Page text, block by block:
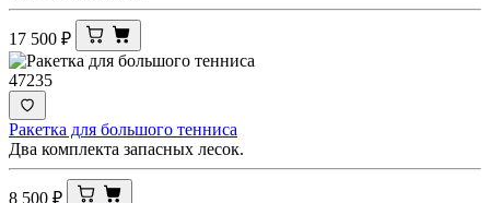
17 500 ₽
47235
Ракетка для большого тенниса
Два комплекта запасных лесок.
8 500 ₽